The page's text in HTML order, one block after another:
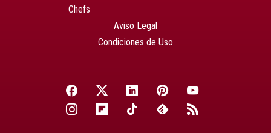
Chefs
Aviso Legal
Condiciones de Uso